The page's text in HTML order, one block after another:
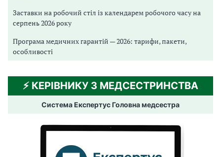
Заставки на робочий стіл із календарем робочого часу на
серпень 2026 року
Програма медичних гарантій — 2026: тарифи, пакети,
особливості
⚡️ КЕРІВНИКУ З МЕДСЕСТРИНСТВА
Система Експертус Головна медсестра